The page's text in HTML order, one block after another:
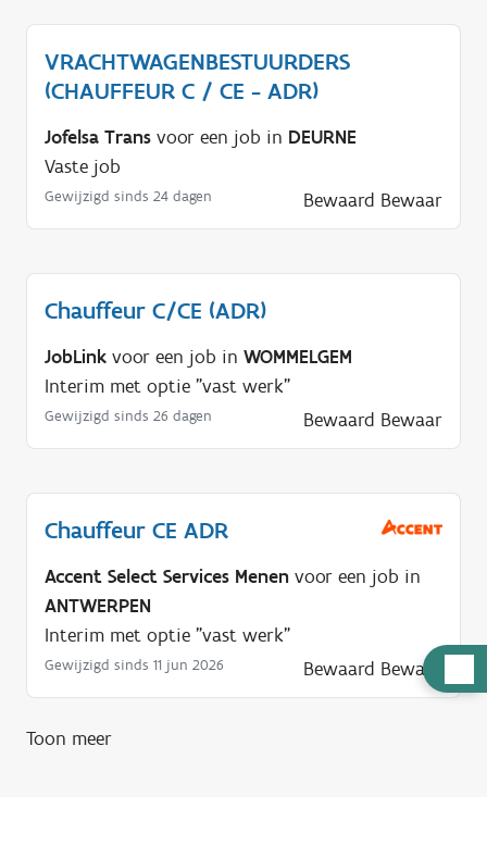
u
VRACHTWAGENBESTUURDERS
(CHAUFFEUR C / CE - ADR)
Jofelsa Trans voor een job in DEURNE
Vaste job
Gewijzigd sinds 24 dagen Bewaard Bewaar
Chauffeur C/CE (ADR)
JobLink voor een job in WOMMELGEM
Interim met optie "vast werk"
Gewijzigd sinds 26 dagen Bewaard Bewaar
Chauffeur CE ADR
Accent Select Services Menen voor een job in
ANTWERPEN
Interim met optie "vast werk"
Gewijzigd sinds 11 jun 2026 Bewaard Bewaar
Toon meer